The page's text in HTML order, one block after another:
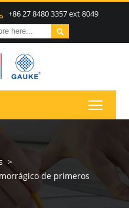
+86 27 8480 3357 ext 8049

>
de primeros